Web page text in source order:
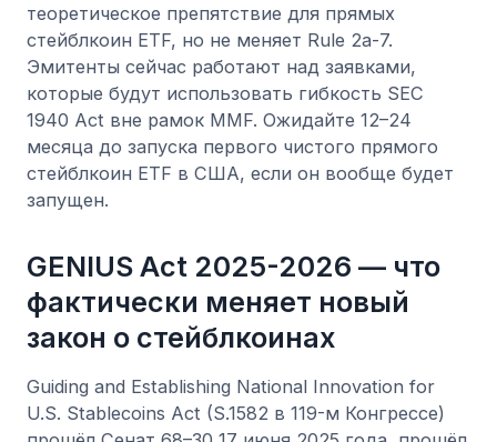
теоретическое препятствие для прямых
стейблкоин ETF, но не меняет Rule 2a-7.
Эмитенты сейчас работают над заявками,
которые будут использовать гибкость SEC
1940 Act вне рамок MMF. Ожидайте 12–24
месяца до запуска первого чистого прямого
стейблкоин ETF в США, если он вообще будет
запущен.
GENIUS Act 2025-2026 — что
фактически меняет новый
закон о стейблкоинах
Guiding and Establishing National Innovation for
U.S. Stablecoins Act (S.1582 в 119-м Конгрессе)